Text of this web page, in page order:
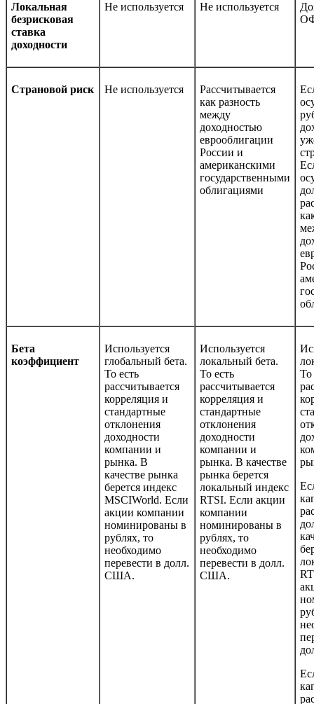
Локальная
безрисковая
ставка
доходности
Не используется Не используется
Страновой риск Не используется
Рассчитывается
как разность
между
доходностью
еврооблигации
России и
американскими
государственными
облигациями
Бета
коэффициент
Используется
глобальный бета.
То есть
рассчитывается
корреляция и
стандартные
отклонения
доходности
компании и
рынка. В
качестве рынка
берется индекс
MSCIWorld. Если
акции компании
номинированы в
рублях, то
необходимо
перевести в долл.
США.
Используется
локальный бета.
То есть
рассчитывается
корреляция и
стандартные
отклонения
доходности
компании и
рынка. В качестве
рынка берется
локальный индекс
RTSI. Если акции
компании
номинированы в
рублях, то
необходимо
перевести в долл.
США.
То